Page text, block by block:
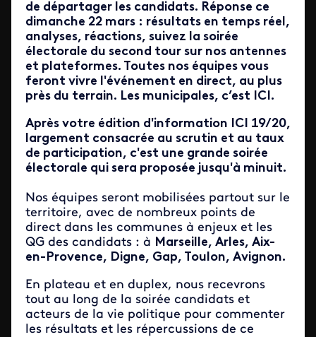
de départager les candidats. Réponse ce
dimanche 22 mars : résultats en temps réel,
analyses, réactions, suivez la soirée
électorale du second tour sur nos antennes
et plateformes. Toutes nos équipes vous
feront vivre l'événement en direct, au plus
près du terrain. Les municipales, c’est ICI.
Après votre édition d'information ICI 19/20,
largement consacrée au scrutin et au taux
de participation, c'est une grande soirée
électorale qui sera proposée jusqu'à minuit.
Nos équipes seront mobilisées partout sur le
territoire, avec de nombreux points de
direct dans les communes à enjeux et les
QG des candidats : à Marseille, Arles, Aix-
en-Provence, Digne, Gap, Toulon, Avignon.
En plateau et en duplex, nous recevrons
tout au long de la soirée candidats et
acteurs de la vie politique pour commenter
les résultats et les répercussions de ce